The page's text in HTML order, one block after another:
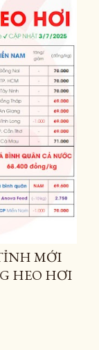
MỚI
HEO HƠI